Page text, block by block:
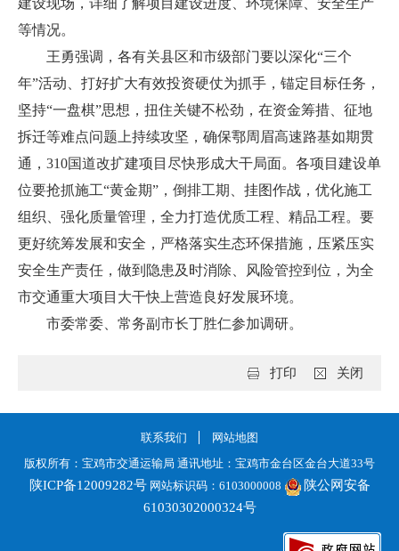
等情况。
王勇强调，各有关县区和市级部门要以深化“三个
年”活动、打好扩大有效投资硬仗为抓手，锚定目标任务，
坚持“一盘棋”思想，扭住关键不松劲，在资金筹措、征地
拆迁等难点问题上持续攻坚，确保鄠周眉高速路基如期贯
通，310国道改扩建项目尽快形成大干局面。各项目建设单
位要抢抓施工“黄金期”，倒排工期、挂图作战，优化施工
组织、强化质量管理，全力打造优质工程、精品工程。要
更好统筹发展和安全，严格落实生态环保措施，压紧压实
安全生产责任，做到隐患及时消除、风险管控到位，为全
市交通重大项目大干快上营造良好发展环境。
市委常委、常务副市长丁胜仁参加调研。
关闭
打印
联系我们
网站地图
版权所有：宝鸡市交通运输局 通讯地址：宝鸡市金台区金台大道33号
陕ICP备12009282号网站标识码：6103000008
陕公网安备
61030302000324号